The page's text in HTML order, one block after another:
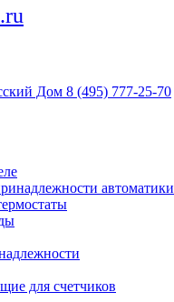
8 (495) 777-25-70
автоматики
для счетчиков